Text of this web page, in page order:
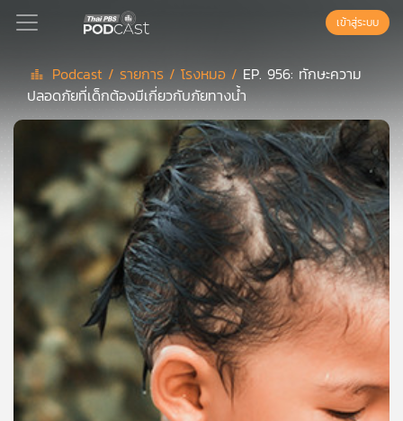
Podcast
ลิ
สต์
แนะนำ
เพล
ย์
ลิ
ของ
คุณ
เข้าสู่ระบบ
Podcast / รายการ /โรงหมอ / EP. 956: ทักษะความ
ปลอดภัยที่เด็กต้องมีเกี่ยวกับภัยทางน้ำ